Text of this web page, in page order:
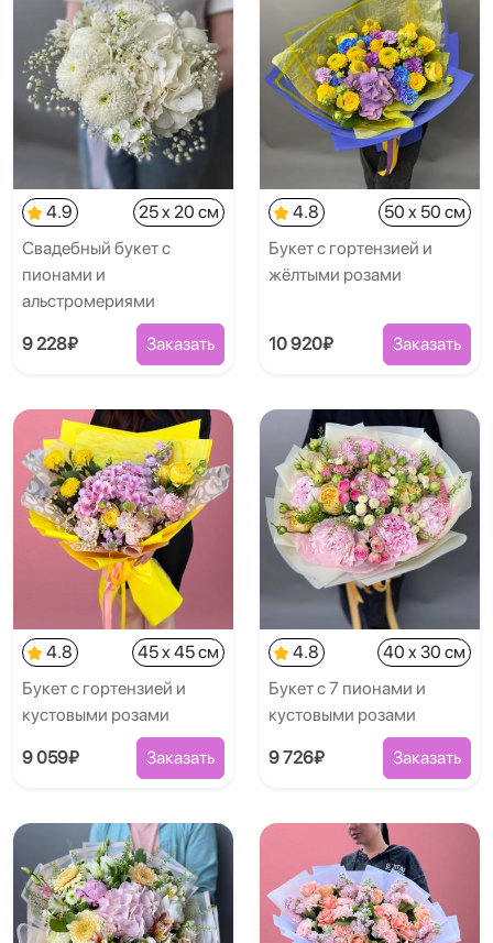
4.9
25 x 20 см
Свадебный букет с
пионами и
альстромериями
9 228₽ Заказать
4.8
50 x 50 см
Букет с гортензией и
жёлтыми розами
10 920₽ Заказать
4.8
45 x 45 см
Букет с гортензией и
кустовыми розами
9 059₽ Заказать
4.8
40 x 30 см
Букет с 7 пионами и
кустовыми розами
9 726₽ Заказать